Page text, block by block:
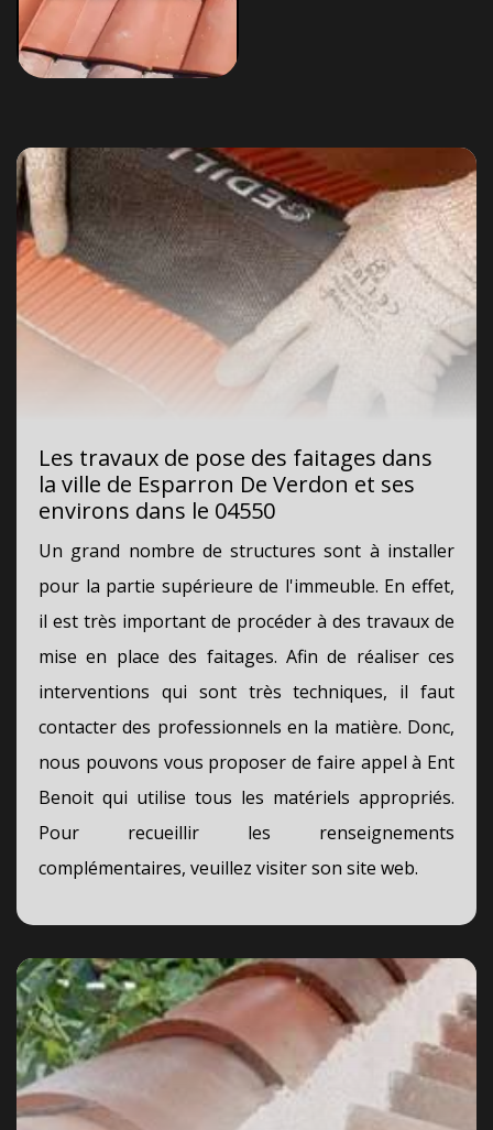
Les travaux de pose des faitages dans
la ville de Esparron De Verdon et ses
environs dans le 04550
Un grand nombre de structures sont à installer
pour la partie supérieure de l'immeuble. En effet,
il est très important de procéder à des travaux de
mise en place des faitages. Afin de réaliser ces
interventions qui sont très techniques, il faut
contacter des professionnels en la matière. Donc,
nous pouvons vous proposer de faire appel à Ent
Benoit qui utilise tous les matériels appropriés.
Pour recueillir les renseignements
complémentaires, veuillez visiter son site web.